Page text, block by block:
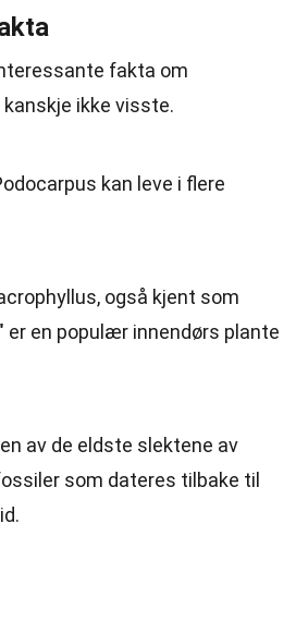
fakta om
ikke visste.
kan leve i flere
også kjent som
er en populær innendørs plante
av de eldste slektene av
som dateres tilbake til